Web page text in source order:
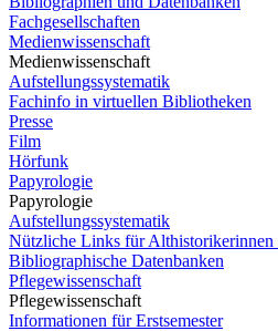
Fachgesellschaften
Medienwissenschaft
Medienwissenschaft
Aufstellungssystematik
Fachinfo in virtuellen Bibliotheken
Presse
Film
Hörfunk
Papyrologie
Papyrologie
Aufstellungssystematik
Nützliche Links für
Bibliographische Datenbanken
Pflegewissenschaft
Pflegewissenschaft
Informationen für Erstsemester